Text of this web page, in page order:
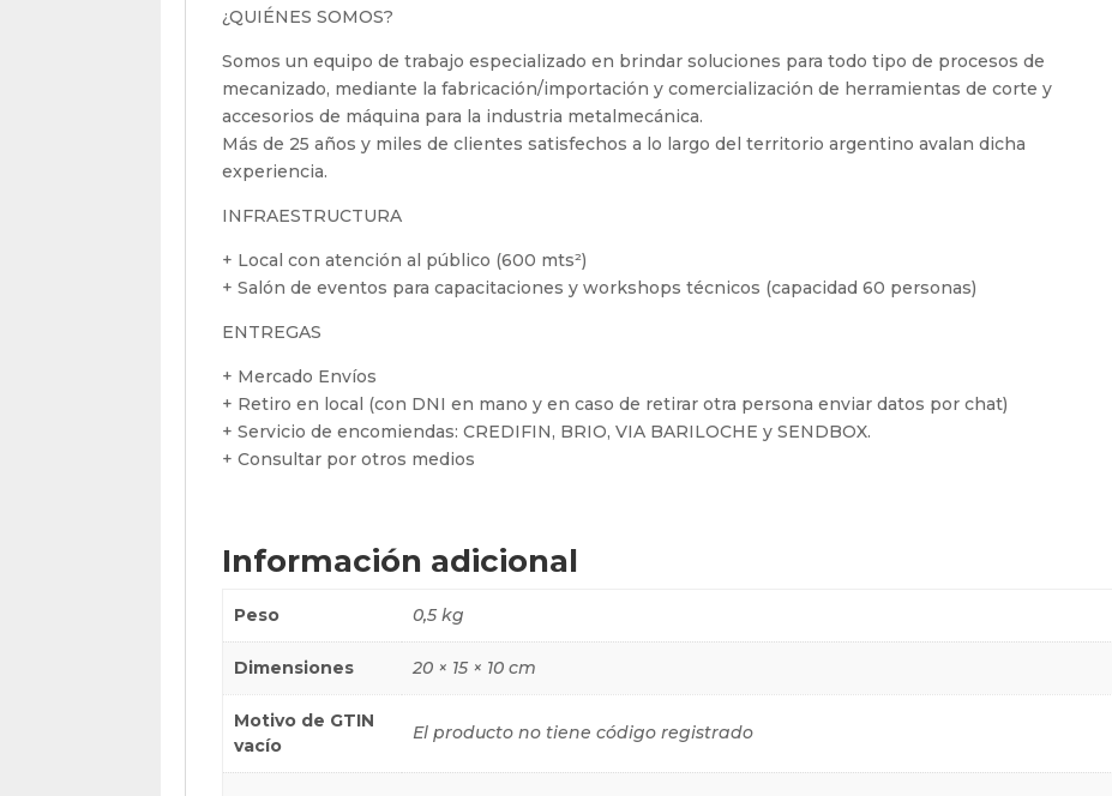
¿QUIÉNES SOMOS?
Somos un equipo de trabajo especializado en brindar soluciones para todo tipo de procesos de
mecanizado, mediante la fabricación/importación y comercialización de herramientas de corte y
accesorios de máquina para la industria metalmecánica.
Más de 25 años y miles de clientes satisfechos a lo largo del territorio argentino avalan dicha
experiencia.
INFRAESTRUCTURA
+ Local con atención al público (600 mts²)
+ Salón de eventos para capacitaciones y workshops técnicos (capacidad 60 personas)
ENTREGAS
+ Mercado Envíos
+ Retiro en local (con DNI en mano y en caso de retirar otra persona enviar datos por chat)
+ Servicio de encomiendas: CREDIFIN, BRIO, VIA BARILOCHE y SENDBOX.
+ Consultar por otros medios
Información adicional
Peso 0,5 kg
Dimensiones 20 × 15 × 10 cm
Motivo de GTIN
vacío
El producto no tiene código registrado